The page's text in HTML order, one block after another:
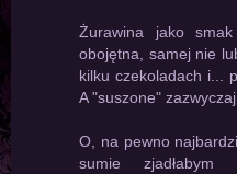
Żurawina jako
obojętna, samej nie
kilku czekoladach i...
A "suszone"
O, na pewno
sumie zjadłabym